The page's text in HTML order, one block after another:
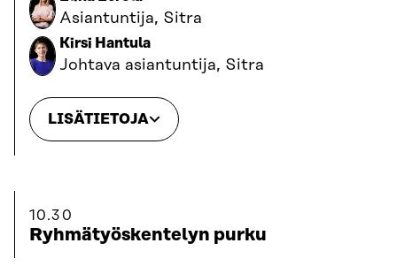
Asiantuntija, Sitra
Kirsi Hantula
Johtava asiantuntija, Sitra
LISÄTIETOJA
10.30
Ryhmätyöskentelyn purku